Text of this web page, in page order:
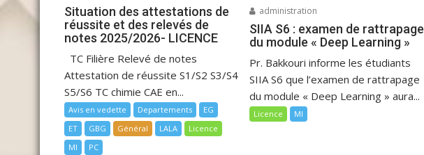
Situation des attestations de
réussite et des relevés de
notes 2025/2026- LICENCE
TC Filière Relevé de notes
Attestation de réussite S1/S2 S3/S4
S5/S6 TC chimie CAE en...
Avis en vedette Departements
EG
ET
GBG Général LALA
Licence
MI
PC
administration
SIIA S6 : examen de rattrapage
du module « Deep Learning »
Pr. Bakkouri informe les étudiants
SIIA S6 que l’examen de rattrapage
du module « Deep Learning » aura...
Licence MI